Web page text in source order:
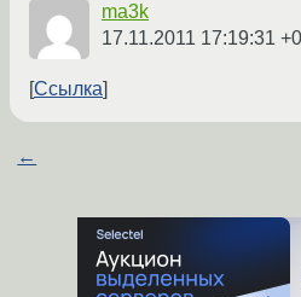
ma3k
17.11.2011 17:19:31
Ссылка
←